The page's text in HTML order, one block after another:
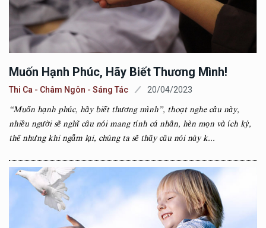
Muốn Hạnh Phúc, Hãy Biết Thương Mình!
Thi Ca - Châm Ngôn - Sáng Tác 20/04/2023
“Muốn hạnh phúc, hãy biết thương mình”, thoạt nghe câu này,
nhiều người sẽ nghĩ câu nói mang tính cá nhân, hèn mọn và ích kỷ,
thế nhưng khi ngẫm lại, chúng ta sẽ thấy câu nói này k...